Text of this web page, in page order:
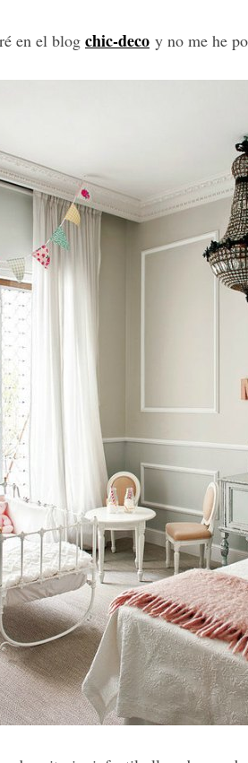
en el blog chic-deco y no me he